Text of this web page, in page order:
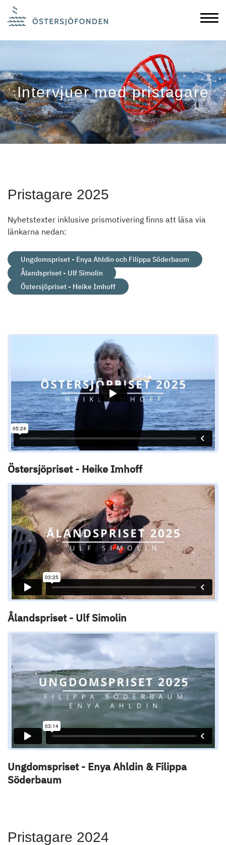
Intervjuer med pristagare
Pristagare 2025
Nyhetstexter inklusive prismotivering finns att läsa via
länkarna nedan:
Ungdomspriset - Enya Ahldin och Filippa Söderbaum
Ålandspriset - Ulf Simolin
Östersjöpriset - Heike Imhoff
Östersjöpriset - Heike Imhoff
Ålandspriset - Ulf Simolin
Ungdomspriset - Enya Ahldin & Filippa
Söderbaum
Pristagare 2024